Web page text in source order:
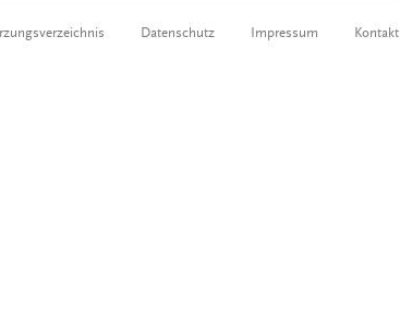
Datenschutz Impressum Kontakt